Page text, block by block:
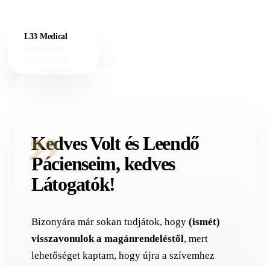
L33 Medical
„
Kedves Volt és Leendő
Pácienseim, kedves
Látogatók!
Bizonyára már sokan tudjátok, hogy (ismét)
visszavonulok a magánrendeléstől, mert
lehetőséget kaptam, hogy újra a szívemhez